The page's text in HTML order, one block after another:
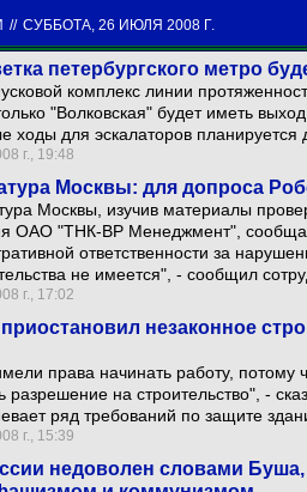
// СУББОТА, 26 ИЮЛЯ 2008 Г.
петербургского метро
комплекс линии
"Волковская" будет иметь
ходы для эскалаторов планируется
г., 19:48
Москвы: для допроса
Москвы, изучив материалы
ОАО "ТНК-ВР Менеджмент",
ответственности за
не имеется", - сообщил
г., 17:02
незаконное
права начинать работу, потому
разрешение на строительство", -
ряд требований по защите
г., 15:39
недоволен словами Буша,